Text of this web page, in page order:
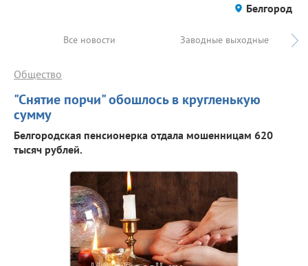
Белгород
Все новости Заводные выходные
"Снятие порчи" обошлось в кругленькую
сумму
Общество
Белгородская пенсионерка отдала мошенницам 620
тысяч рублей.